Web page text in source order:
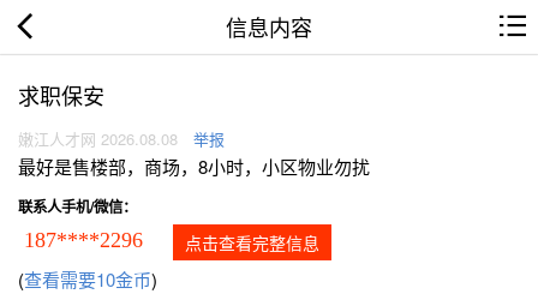
信息内容
求职保安
嫩江人才网 2026.08.08 举报
最好是售楼部，商场，8小时，小区物业勿扰
联系人手机/微信：
187****2296 点击查看完整信息
(查看需要10金币)